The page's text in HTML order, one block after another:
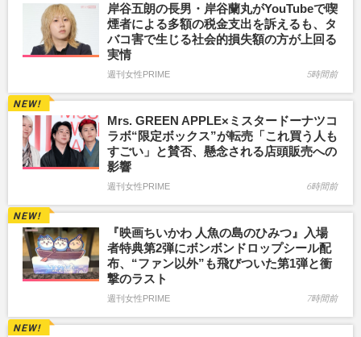
岸谷五朗の長男・岸谷蘭丸がYouTubeで喫
煙者による多額の税金支出を訴えるも、タ
バコ害で生じる社会的損失額の方が上回る
実情
週刊女性PRIME 5時間前
Mrs. GREEN APPLE×ミスタードーナツコ
ラボ“限定ボックス”が転売「これ買う人も
すごい」と賛否、懸念される店頭販売への
影響
週刊女性PRIME 6時間前
『映画ちいかわ 人魚の島のひみつ』入場
者特典第2弾にボンボンドロップシール配
布、“ファン以外”も飛びついた第1弾と衝
撃のラスト
週刊女性PRIME 7時間前